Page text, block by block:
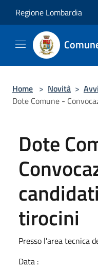
Regione Lombardia
Home > Novità >
Dote Comune -
Dote
tirocini
Presso l'area tecnica
Data :